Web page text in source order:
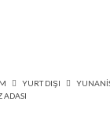
YURT DIŞI
ADASI